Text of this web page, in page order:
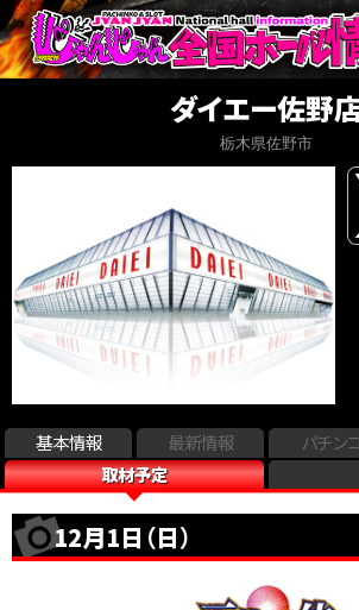
ダイエー佐野
栃木県佐野市
基本情報 最新情報 パチンコ
取材予定
12月1日（日）